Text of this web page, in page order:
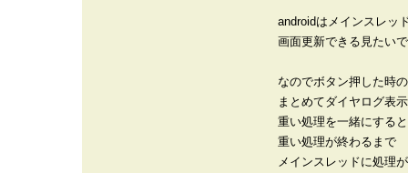
androidはメインスレッ
画面更新できる見たい
なのでボタン押した時
まとめてダイヤログ表
重い処理を一緒にすると
重い処理が終わるまで
メインスレッドに処理